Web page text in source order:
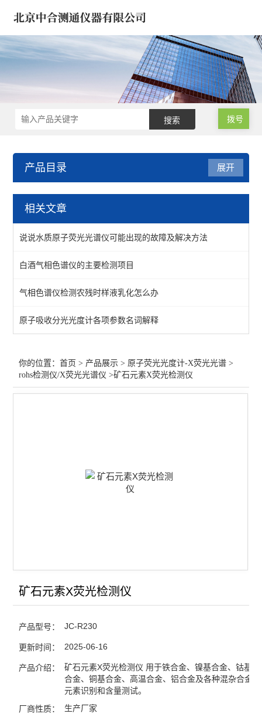
拨号
产品目录
原子荧光光度计-X荧光光谱
查看全部 >>
展开
相关文章
说说水质原子荧光光谱仪可能出现的故障及解决方法
白酒气相色谱仪的主要检测项目
气相色谱仪检测农残时样液乳化怎么办
原子吸收分光光度计各项参数名词解释
你的位置：首页 > 产品展示 > 原子荧光光度计-X荧光光谱 >
rohs检测仪/X荧光光谱仪 >矿石元素X荧光检测仪
矿石元素X荧光检测仪
产品型号： JC-R230
更新时间： 2025-06-16
产品介绍：
矿石元素X荧光检测仪 用于铁合金、镍基合金、钴基
合金、铜基合金、高温合金、铝合金及各种混杂合金
元素识别和含量测试。
厂商性质： 生产厂家